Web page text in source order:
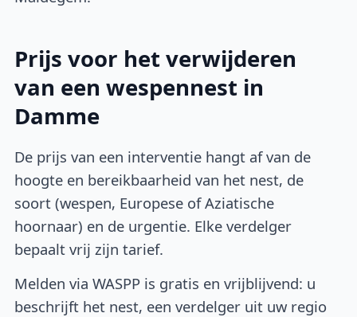
Prijs voor het verwijderen
van een wespennest in
Damme
De prijs van een interventie hangt af van de
hoogte en bereikbaarheid van het nest, de
soort (wespen, Europese of Aziatische
hoornaar) en de urgentie. Elke verdelger
bepaalt vrij zijn tarief.
Melden via WASPP is gratis en vrijblijvend: u
beschrijft het nest, een verdelger uit uw regio